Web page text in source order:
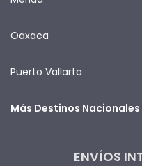
Oaxaca
Puerto Vallarta
Más Destinos Nacionales
ENVÍOS